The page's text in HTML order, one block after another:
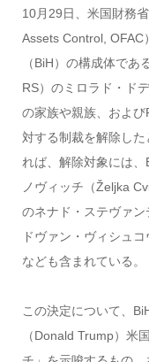
10月29日、米国財務
Assets Control, OFAC
（BiH）の構成体であ
RS）のミロラド・ド
の家族や親族、およ
対する制裁を解除した
れば、解除対象には
ノヴィッチ（Željka
のネナド・ステヴァ
ドヴァン・ヴィシュ
なども含まれている。
この決定について、
（Donald Trump）米